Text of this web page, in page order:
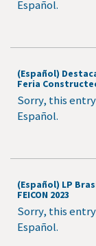
Español.
(Español)
Feria
Sorry, this
Español.
(Español) LP
FEICON 2023
Sorry, this
Español.